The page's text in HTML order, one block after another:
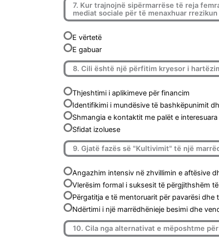
7. Kur trajnojnë sipërmarrëse të reja
mediat sociale për të menaxhuar
E vërtetë
E gabuar
8. Cili është një përfitim kryesor i
Thjeshtimi i aplikimeve për financim
Identifikimi i mundësive të bashkëpunimit
Shmangia e kontaktit me palët e interesuara
Sfidat izoluese
9. Gjatë fazës së "Kultivimit" të një
Angazhim intensiv në zhvillimin e aftësive
Vlerësim formal i suksesit të përgjithshëm
Përgatitja e të mentoruarit për pavarësi dhe
Ndërtimi i një marrëdhënieje besimi dhe
10. Cila nga alternativat e mëposhtme